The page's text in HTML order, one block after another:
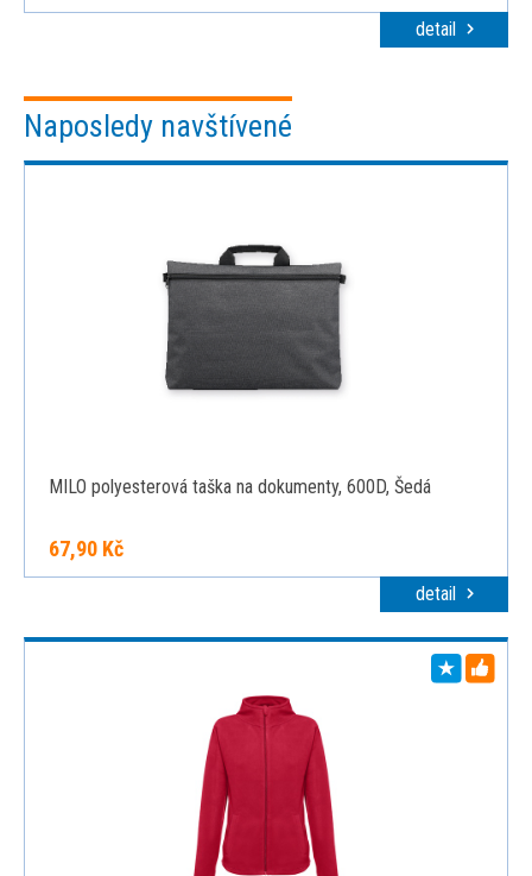
detail
Naposledy navštívené
MILO polyesterová taška na dokumenty, 600D, Šedá
67,90 Kč
detail